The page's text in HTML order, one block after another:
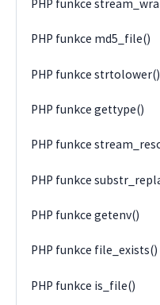
PHP funkce
PHP funkce md5_file()
PHP funkce strtolower()
PHP funkce gettype()
PHP funkce
PHP funkce
PHP funkce getenv()
PHP funkce file_exists()
PHP funkce is_file()